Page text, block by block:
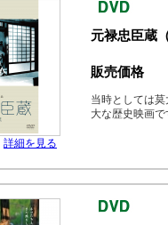
詳細を見る
元禄忠臣蔵
販売価格
当時としては
大な歴史映画で